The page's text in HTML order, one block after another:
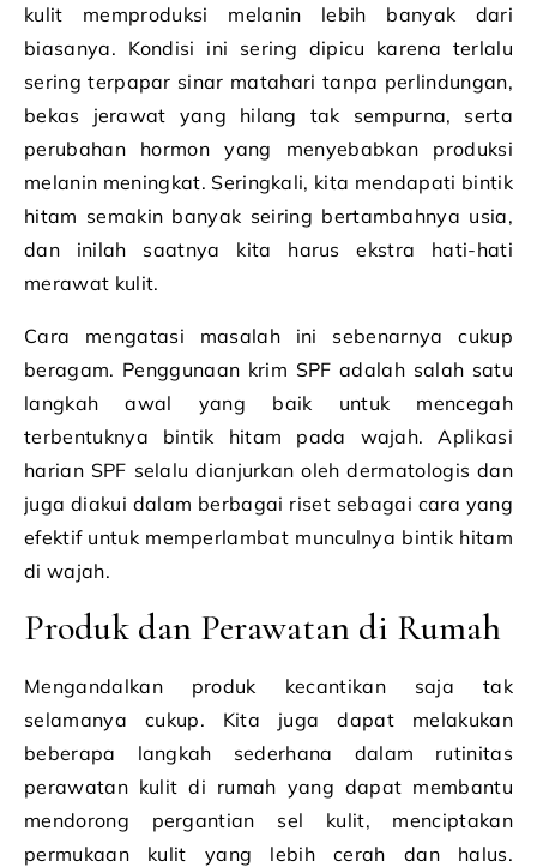
kulit memproduksi melanin lebih banyak dari
biasanya. Kondisi ini sering dipicu karena terlalu
sering terpapar sinar matahari tanpa perlindungan,
bekas jerawat yang hilang tak sempurna, serta
perubahan hormon yang menyebabkan produksi
melanin meningkat. Seringkali, kita mendapati bintik
hitam semakin banyak seiring bertambahnya usia,
dan inilah saatnya kita harus ekstra hati-hati
merawat kulit.
Cara mengatasi masalah ini sebenarnya cukup
beragam. Penggunaan krim SPF adalah salah satu
langkah awal yang baik untuk mencegah
terbentuknya bintik hitam pada wajah. Aplikasi
harian SPF selalu dianjurkan oleh dermatologis dan
juga diakui dalam berbagai riset sebagai cara yang
efektif untuk memperlambat munculnya bintik hitam
di wajah.
Produk dan Perawatan di Rumah
Mengandalkan produk kecantikan saja tak
selamanya cukup. Kita juga dapat melakukan
beberapa langkah sederhana dalam rutinitas
perawatan kulit di rumah yang dapat membantu
mendorong pergantian sel kulit, menciptakan
permukaan kulit yang lebih cerah dan halus.